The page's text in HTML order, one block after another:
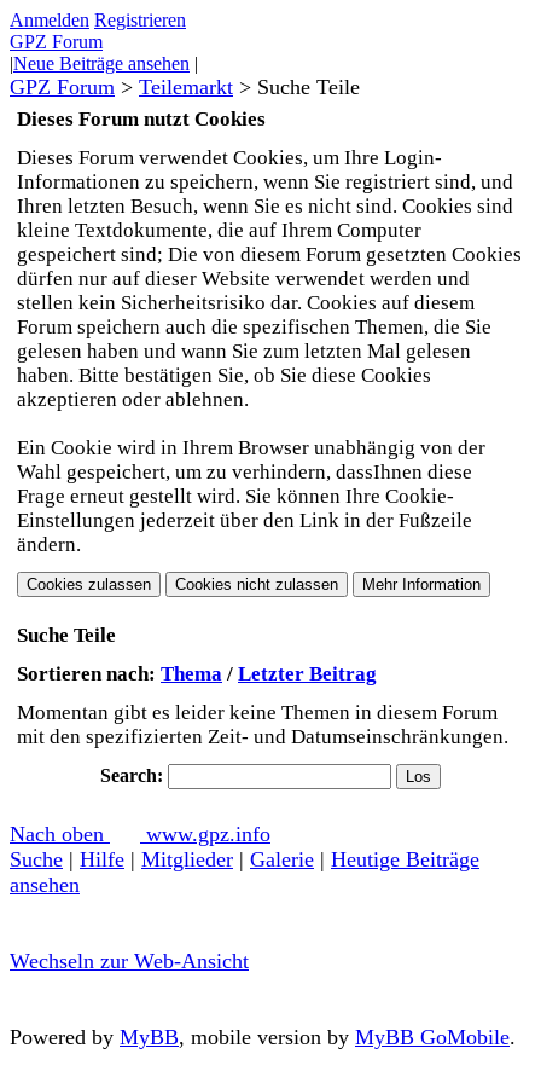
Anmelden Registrieren
GPZ Forum
|Neue Beiträge ansehen |
GPZ Forum > Teilemarkt > Suche Teile
Dieses Forum nutzt Cookies
Dieses Forum verwendet Cookies, um Ihre Login-
Informationen zu speichern, wenn Sie registriert sind, und
Ihren letzten Besuch, wenn Sie es nicht sind. Cookies sind
kleine Textdokumente, die auf Ihrem Computer
gespeichert sind; Die von diesem Forum gesetzten Cookies
dürfen nur auf dieser Website verwendet werden und
stellen kein Sicherheitsrisiko dar. Cookies auf diesem
Forum speichern auch die spezifischen Themen, die Sie
gelesen haben und wann Sie zum letzten Mal gelesen
haben. Bitte bestätigen Sie, ob Sie diese Cookies
akzeptieren oder ablehnen.
Ein Cookie wird in Ihrem Browser unabhängig von der
Wahl gespeichert, um zu verhindern, dassIhnen diese
Frage erneut gestellt wird. Sie können Ihre Cookie-
Einstellungen jederzeit über den Link in der Fußzeile
ändern.
Suche Teile
Sortieren nach: Thema / Letzter Beitrag
Momentan gibt es leider keine Themen in diesem Forum
mit den spezifizierten Zeit- und Datumseinschränkungen.
Search:
Nach oben
www.gpz.info
Suche | Hilfe | Mitglieder | Galerie | Heutige Beiträge
ansehen
Wechseln zur Web-Ansicht
Powered by MyBB, mobile version by MyBB GoMobile.